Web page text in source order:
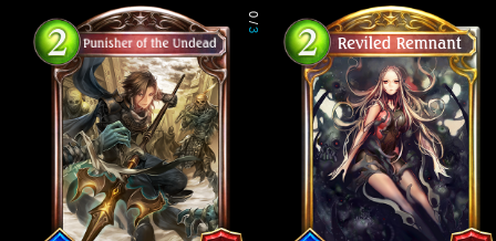
0
/
3